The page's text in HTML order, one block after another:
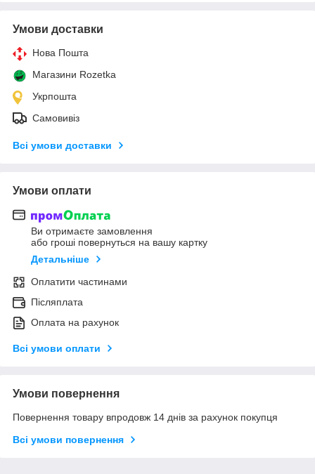
Умови доставки
Нова Пошта
Магазини Rozetka
Укрпошта
Самовивіз
Всі умови доставки
Умови оплати
Ви отримаєте замовлення
або гроші повернуться на вашу картку
Детальніше
Оплатити частинами
Післяплата
Оплата на рахунок
Всі умови оплати
Умови повернення
Повернення товару впродовж 14 днів за рахунок покупця
Всі умови повернення